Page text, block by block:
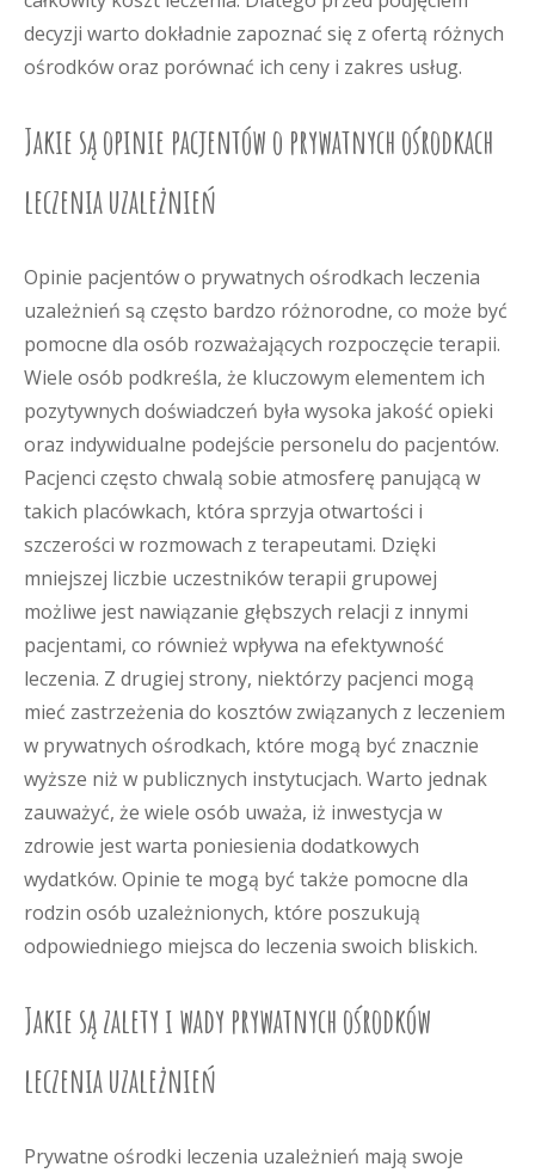
decyzji warto dokładnie zapoznać się z ofertą różnych
ośrodków oraz porównać ich ceny i zakres usług.
Jakie są opinie pacjentów o prywatnych ośrodkach
leczenia uzależnień
Opinie pacjentów o prywatnych ośrodkach leczenia
uzależnień są często bardzo różnorodne, co może być
pomocne dla osób rozważających rozpoczęcie terapii.
Wiele osób podkreśla, że kluczowym elementem ich
pozytywnych doświadczeń była wysoka jakość opieki
oraz indywidualne podejście personelu do pacjentów.
Pacjenci często chwalą sobie atmosferę panującą w
takich placówkach, która sprzyja otwartości i
szczerości w rozmowach z terapeutami. Dzięki
mniejszej liczbie uczestników terapii grupowej
możliwe jest nawiązanie głębszych relacji z innymi
pacjentami, co również wpływa na efektywność
leczenia. Z drugiej strony, niektórzy pacjenci mogą
mieć zastrzeżenia do kosztów związanych z leczeniem
w prywatnych ośrodkach, które mogą być znacznie
wyższe niż w publicznych instytucjach. Warto jednak
zauważyć, że wiele osób uważa, iż inwestycja w
zdrowie jest warta poniesienia dodatkowych
wydatków. Opinie te mogą być także pomocne dla
rodzin osób uzależnionych, które poszukują
odpowiedniego miejsca do leczenia swoich bliskich.
Jakie są zalety i wady prywatnych ośrodków
leczenia uzależnień
Prywatne ośrodki leczenia uzależnień mają swoje